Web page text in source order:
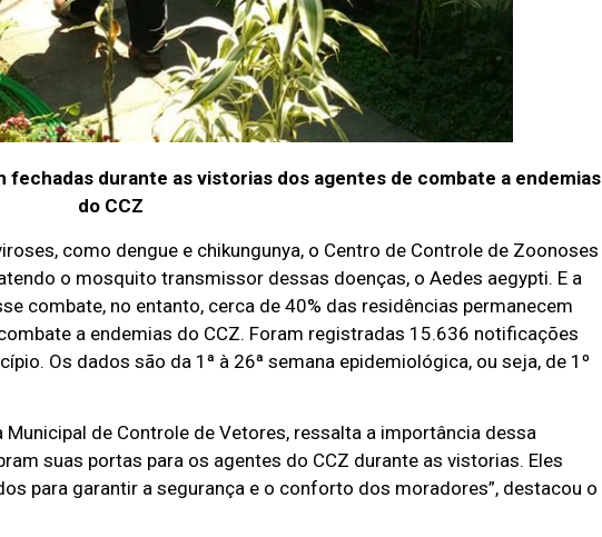
fechadas durante as vistorias dos agentes de combate a endemias
do CCZ
como dengue e chikungunya, o Centro de Controle de Zoonoses
o mosquito transmissor dessas doenças, o Aedes aegypti. E a
combate, no entanto, cerca de 40% das residências permanecem
a endemias do CCZ. Foram registradas 15.636 notificações
Os dados são da 1ª à 26ª semana epidemiológica, ou seja, de 1º
de Controle de Vetores, ressalta a importância dessa
suas portas para os agentes do CCZ durante as vistorias. Eles
para garantir a segurança e o conforto dos moradores”, destacou o